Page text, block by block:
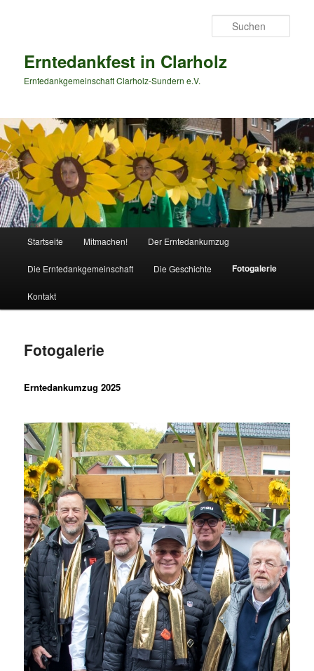
Erntedankfest in Clarholz
Erntedankgemeinschaft Clarholz-Sundern e.V.
Startseite Mitmachen! Der Erntedankumzug
Die Erntedankgemeinschaft Die Geschichte Fotogalerie
Kontakt
Fotogalerie
Erntedankumzug 2025